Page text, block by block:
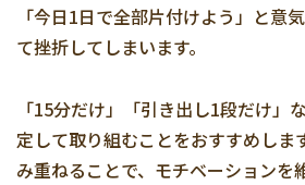
「今日1日で全部片付けよう」と意
て挫折してしまいます。
「15分だけ」「引き出し1段だけ」
定して取り組むことをおすすめしま
み重ねることで、モチベーションを